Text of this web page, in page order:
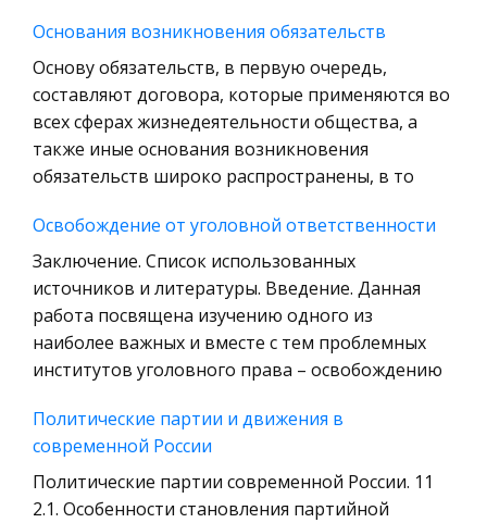
кредитные отношения
Конституционное (государственное) право
зарубежных стран
Муниципальное право России
Радиоэлектроника
Физкультура и Спорт
История отечественного государства и
права
Технология
Уголовное право
Природопользование
Военная кафедра
Социология
Основания возникновения обязательств
Основу обязательств, в первую очередь,
составляют договора, которые применяются во
всех сферах жизнедеятельности общества, а
также иные основания возникновения
обязательств широко распространены, в то
Освобождение от уголовной ответственности
Заключение. Список использованных
источников и литературы. Введение. Данная
работа посвящена изучению одного из
наиболее важных и вместе с тем проблемных
институтов уголовного права – освобождению
Политические партии и движения в
современной России
Политические партии современной России. 11
2.1. Особенности становления партийной